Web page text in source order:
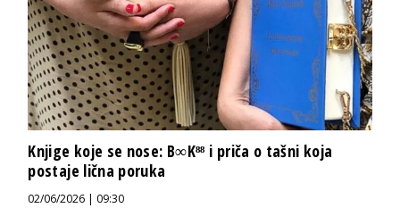
Knjige koje se nose: B∞K⁸⁸ i priča o tašni koja
postaje lična poruka
02/06/2026 | 09:30